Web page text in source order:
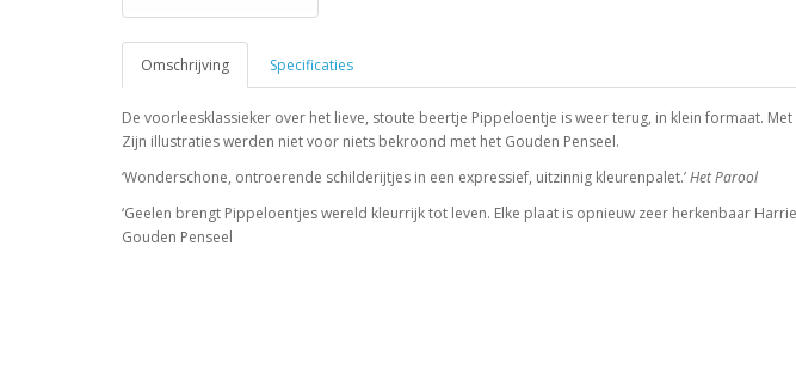
Omschrijving Specificaties
De voorleesklassieker over het lieve, stoute beertje Pippeloentje is weer terug, in klein formaat.
Zijn illustraties werden niet voor niets bekroond met het Gouden Penseel.
‘Wonderschone, ontroerende schilderijtjes in een expressief, uitzinnig kleurenpalet.’Het Parool
‘Geelen brengt Pippeloentjes wereld kleurrijk tot leven. Elke plaat is opnieuw zeer herkenbaar
Gouden Penseel